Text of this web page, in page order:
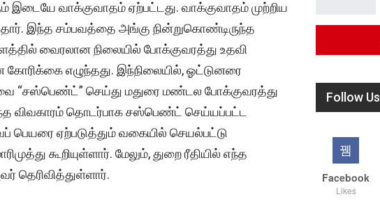
இடையே வாக்குவாதம் ஏற்பட்டது. வாக்குவாதம் முற்றிய
இந்த சம்பவத்தை அங்கு நின்றுகொண்டிருந்த
வைரலான நிலையில் போக்குவரத்து உதவி
கோரிக்கை எழுந்தது. இந்நிலையில், ஓட்டுனரை
“சஸ்பெண்ட்” செய்து மதுரை மண்டல போக்குவரத்து
விவகாரம் தொடர்பாக சஸ்பெண்ட் செய்யப்பட்ட
பெயரை ஏற்படுத்தும் வகையில் செயல்பட்டு
கூறியுள்ளார். மேலும், துறை ரீதியில் எந்த
தெரிவித்துள்ளார்.
Follow Us
Facebook
Likes